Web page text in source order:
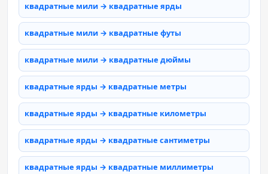
квадратные мили → квадратные ярды
квадратные мили → квадратные футы
квадратные мили → квадратные дюймы
квадратные ярды → квадратные метры
квадратные ярды → квадратные километры
квадратные ярды → квадратные сантиметры
квадратные ярды → квадратные миллиметры